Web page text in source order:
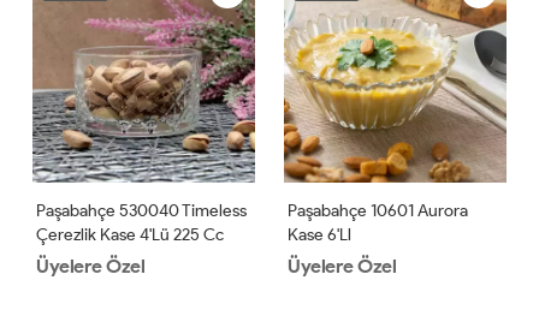
Paşabahçe 530040 Timeless
Çerezlik Kase 4'lü 225 Cc
Üyelere Özel
Paşabahçe 10601 Aurora
Kase 6'll
Üyelere Özel